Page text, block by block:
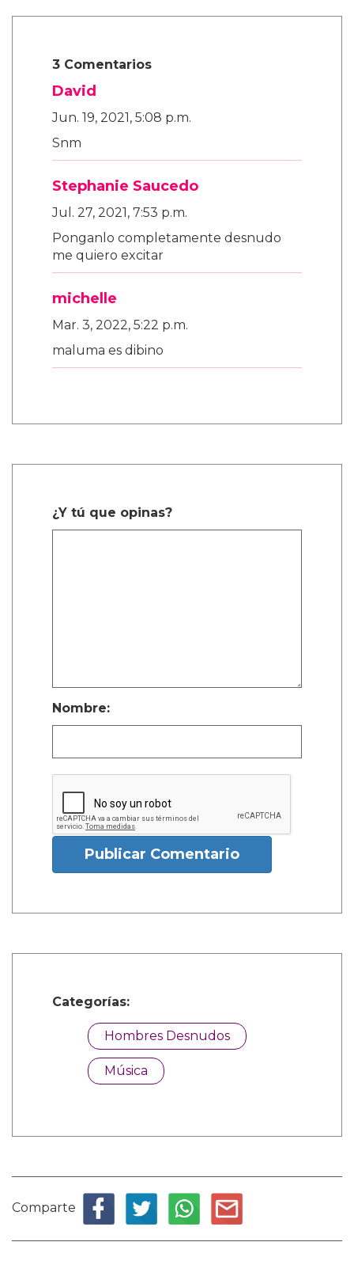
3 Comentarios
David
Jun. 19, 2021, 5:08 p.m.
Snm
Stephanie Saucedo
Jul. 27, 2021, 7:53 p.m.
Ponganlo completamente desnudo
me quiero excitar
michelle
Mar. 3, 2022, 5:22 p.m.
maluma es dibino
¿Y tú que opinas?
Nombre:
Publicar Comentario
Categorías:
Hombres Desnudos
Música
Comparte